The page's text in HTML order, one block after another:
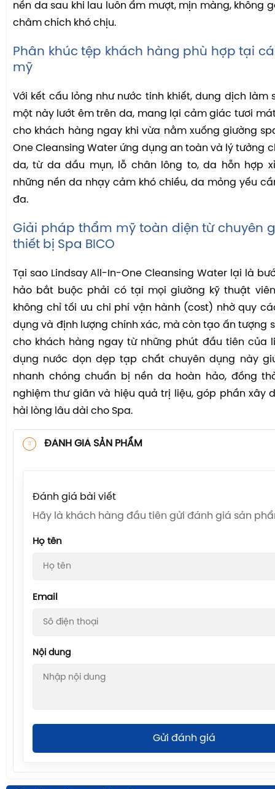
nền da sau khi lau luôn ẩm mượt, mịn màng, không
châm chích khó chịu.
Phân khúc tệp khách hàng phù hợp tại
mỹ
Với kết cấu lỏng như nước tinh khiết, dung dịch làm
một này lướt êm trên da, mang lại cảm giác tươi
cho khách hàng ngay khi vừa nằm xuống giường
One Cleansing Water ứng dụng an toàn và lý tưởng
da, từ da dầu mụn, lỗ chân lông to, da hỗn hợp
những nền da nhạy cảm khó chiều, da mỏng yếu
đa.
Giải pháp thẩm mỹ toàn diện từ chuyên
thiết bị Spa BICO
Tại sao Lindsay All-In-One Cleansing Water lại là
hảo bắt buộc phải có tại mọi giường kỹ thuật
không chỉ tối ưu chi phí vận hành (cost) nhờ quy
dụng và định lượng chính xác, mà còn tạo ấn tượng
cho khách hàng ngay từ những phút đầu tiên của
dụng nước dọn dẹp tạp chất chuyên dụng này
nhanh chóng chuẩn bị nền da hoàn hảo, đồng
nghiệm thư giãn và hiệu quả trị liệu, góp phần xây
hài lòng lâu dài cho Spa.
ĐÁNH GIÁ SẢN PHẨM
Đánh giá bài viết
Hãy là khách hàng đầu tiên gửi đánh giá sản
Họ tên
Email
Nội dung
Gửi đánh giá